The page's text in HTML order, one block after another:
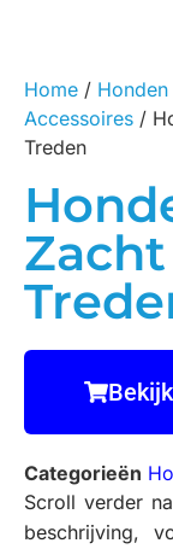
Home / Honden
Accessoires /
Treden
Zacht
Categorieën
Scroll verder
beschrijving,